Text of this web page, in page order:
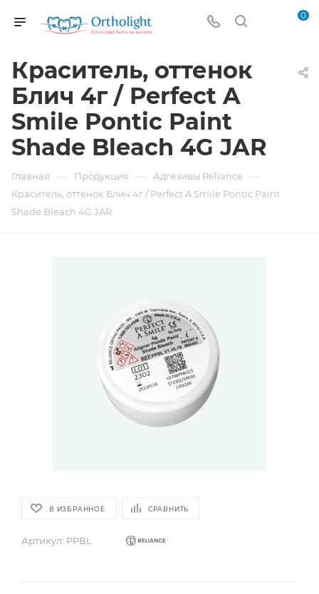
0
Краситель, оттенок
Блич 4г / Perfect A
Smile Pontic Paint
Shade Bleach 4G JAR
Главная — Продукция — Адгезивы Reliance —
Краситель, оттенок Блич 4г / Perfect A Smile Pontic Paint
Shade Bleach 4G JAR
В ИЗБРАННОЕ СРАВНИТЬ
Артикул: PPBL